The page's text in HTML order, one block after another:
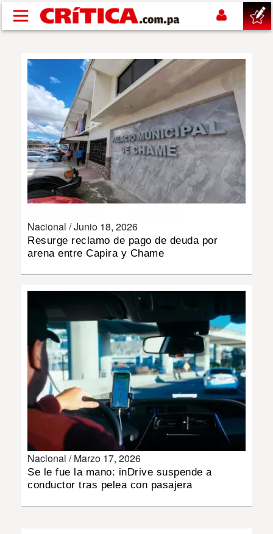
Pasar al contenido principal
SUCESOS
NACIONAL
POLÍTICA
SHOW
DEPORTES
MULTIMEDIA
IMPRESO
Nacional /Junio 18, 2026
Resurge reclamo de pago de deuda por
arena entre Capira y Chame
Nacional /Marzo 17, 2026
Se le fue la mano: inDrive suspende a
conductor tras pelea con pasajera